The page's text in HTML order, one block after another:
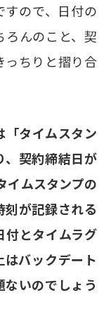
すので、日付の
んのこと、契
っちりと摺り合
「タイムスタン
、契約締結日が
イムスタンプの
が記録される
付とタイムラグ
バックデート
いのでしょう